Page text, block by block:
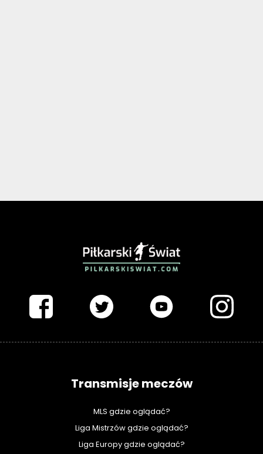
Transmisje meczów
MLS gdzie oglądać?
Liga Mistrzów gdzie oglądać?
Liga Europy gdzie oglądać?